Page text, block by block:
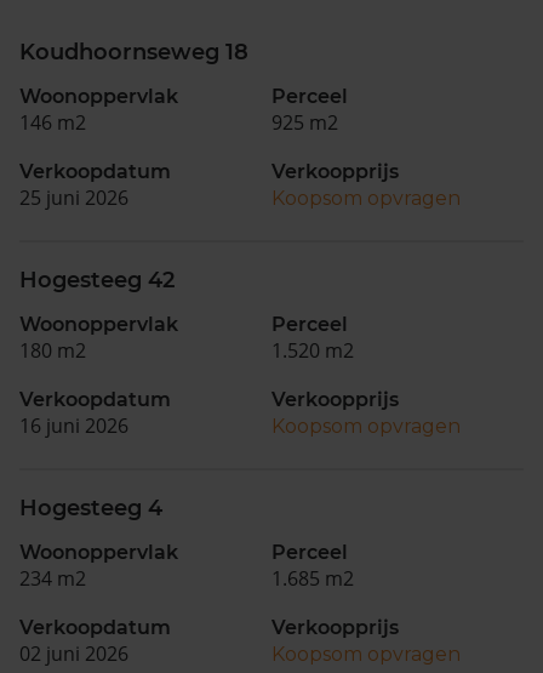
Koudhoornseweg 18
Woonoppervlak
146 m2
Perceel
925 m2
Verkoopdatum
25 juni 2026
Verkoopprijs
Koopsom opvragen
Hogesteeg 42
Woonoppervlak
180 m2
Perceel
1.520 m2
Verkoopdatum
16 juni 2026
Verkoopprijs
Koopsom opvragen
Hogesteeg 4
Woonoppervlak
234 m2
Perceel
1.685 m2
Verkoopdatum
02 juni 2026
Verkoopprijs
Koopsom opvragen